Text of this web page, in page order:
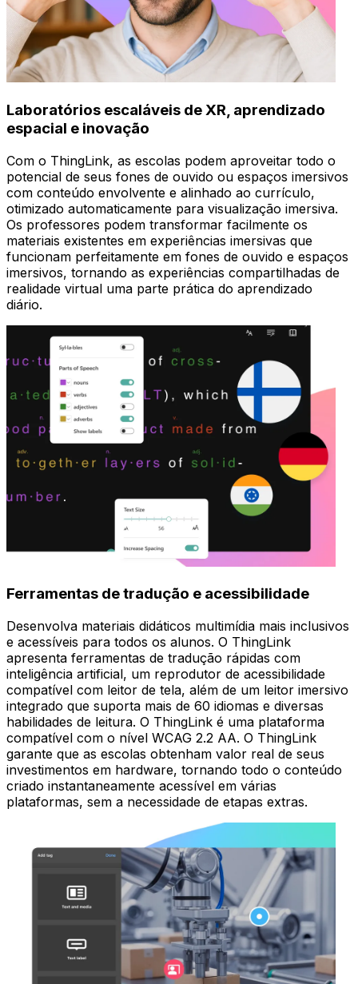
Laboratórios escaláveis de XR, aprendizado
espacial e inovação
Com o ThingLink, as escolas podem aproveitar todo o
potencial de seus fones de ouvido ou espaços imersivos
com conteúdo envolvente e alinhado ao currículo,
otimizado automaticamente para visualização imersiva.
Os professores podem transformar facilmente os
materiais existentes em experiências imersivas que
funcionam perfeitamente em fones de ouvido e espaços
imersivos, tornando as experiências compartilhadas de
realidade virtual uma parte prática do aprendizado
diário.
Ferramentas de tradução e acessibilidade
Desenvolva materiais didáticos multimídia mais inclusivos
e acessíveis para todos os alunos. O ThingLink
apresenta ferramentas de tradução rápidas com
inteligência artificial, um reprodutor de acessibilidade
compatível com leitor de tela, além de um leitor imersivo
integrado que suporta mais de 60 idiomas e diversas
habilidades de leitura. O ThingLink é uma plataforma
compatível com o nível WCAG 2.2 AA. O ThingLink
garante que as escolas obtenham valor real de seus
investimentos em hardware, tornando todo o conteúdo
criado instantaneamente acessível em várias
plataformas, sem a necessidade de etapas extras.